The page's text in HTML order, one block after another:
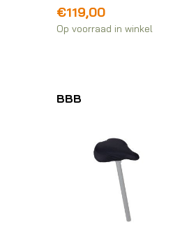
€119,00
Op voorraad in winkel
BBB